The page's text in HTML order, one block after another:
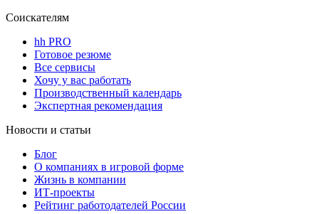
Соискателям
hh PRO
Готовое резюме
Все сервисы
Хочу у вас работать
Производственный календарь
Экспертная рекомендация
Новости и статьи
Блог
О компаниях в игровой форме
Жизнь в компании
ИТ-проекты
Рейтинг работодателей России